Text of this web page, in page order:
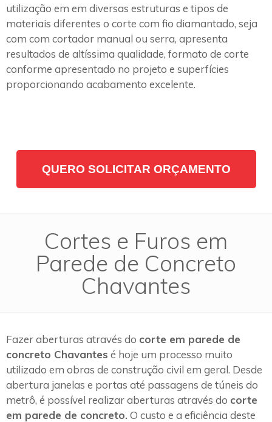
utilização em em diversas estruturas e tipos de
materiais diferentes o corte com fio diamantado, seja
com com cortador manual ou serra, apresenta
resultados de altíssima qualidade, formato de corte
conforme apresentado no projeto e superfícies
proporcionando acabamento excelente.
QUERO SOLICITAR ORÇAMENTO
Cortes e Furos em
Parede de Concreto
Chavantes
Fazer aberturas através do corte em parede de
concreto Chavantes é hoje um processo muito
utilizado em obras de construção civil em geral. Desde
abertura janelas e portas até passagens de túneis do
metrô, é possível realizar aberturas através do corte
em parede de concreto. O custo e a eficiência deste